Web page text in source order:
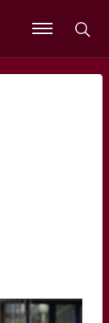
Ouvrir
le